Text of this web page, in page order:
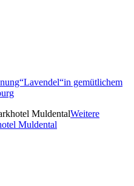
gemütlichem
Weitere
Muldental